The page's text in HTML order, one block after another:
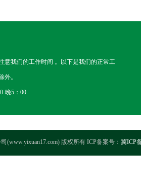
意我们的工作时间 。以下是我们的正常工
外。
晚5：00
(www.yixuan17.com) 版权所有 ICP备案号： 冀ICP